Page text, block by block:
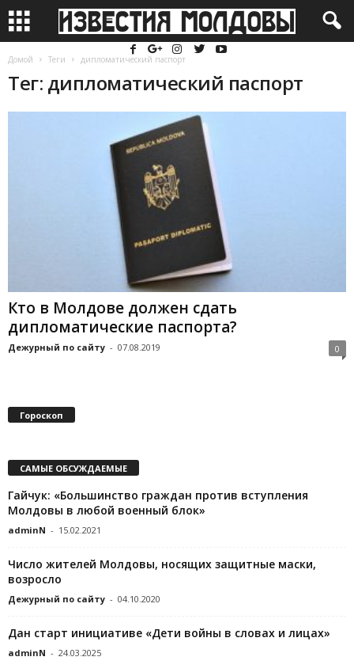
Домой Теги дипломатический паспорт
Тег: дипломатический паспорт
Кто в Молдове должен сдать
дипломатические паспорта?
Дежурный по сайту - 07.08.2019 0
Гороскоп
САМЫЕ ОБСУЖДАЕМЫЕ
Гайчук: «Большинство граждан против вступления
Молдовы в любой военный блок»
adminN - 15.02.2021
Число жителей Молдовы, носящих защитные маски,
возросло
Дежурный по сайту - 04.10.2020
Дан старт инициативе «Дети войны в словах и лицах»
adminN - 24.03.2025